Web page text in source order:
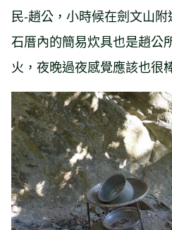
民-趙公，小時候在劍文山附
石厝內的簡易炊具也是趙公
火，夜晚過夜感覺應該也很